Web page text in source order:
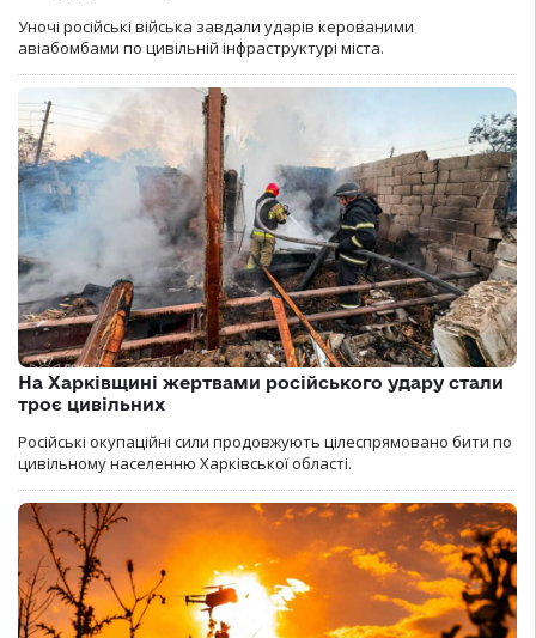
Уночі російські війська завдали ударів керованими
авіабомбами по цивільній інфраструктурі міста.
На Харківщині жертвами російського удару стали
троє цивільних
Російські окупаційні сили продовжують цілеспрямовано бити по
цивільному населенню Харківської області.